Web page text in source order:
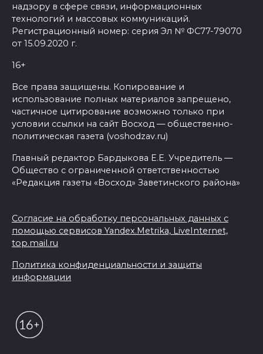
надзору в сфере связи, информационных
технологий и массовых коммуникаций.
Регистрационный номер: серия Эл № ФС77-79070
от 15.09.2020 г.
16+
Все права защищены. Копирование и
использование полных материалов запрещено,
частичное цитирование возможно только при
условии ссылки на сайт Восход — общественно-
политическая газета (voshodzav.ru)
Главный редактор Бардыкова Е.Е. Учредитель —
Общество с ограниченной ответственностью
«Редакция газеты «Восход» Заветинского района»
Согласие на обработку персональных данных с
помощью сервисов Yandex.Metrika, LiveInternet,
top.mail.ru
Политика конфиденциальности и защиты
информации